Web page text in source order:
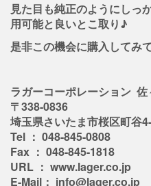
見た目も純正のようにしっ
用可能と良いとこ取り♪
是非この機会に購入してみ
ラガーコーポレーション 佐
〒338-0836
埼玉県さいたま市桜区町谷
Tel ： 048-845-0808
Fax ： 048-845-1818
URL ： www.lager.co.jp
E-Mail： info@lager.co.jp